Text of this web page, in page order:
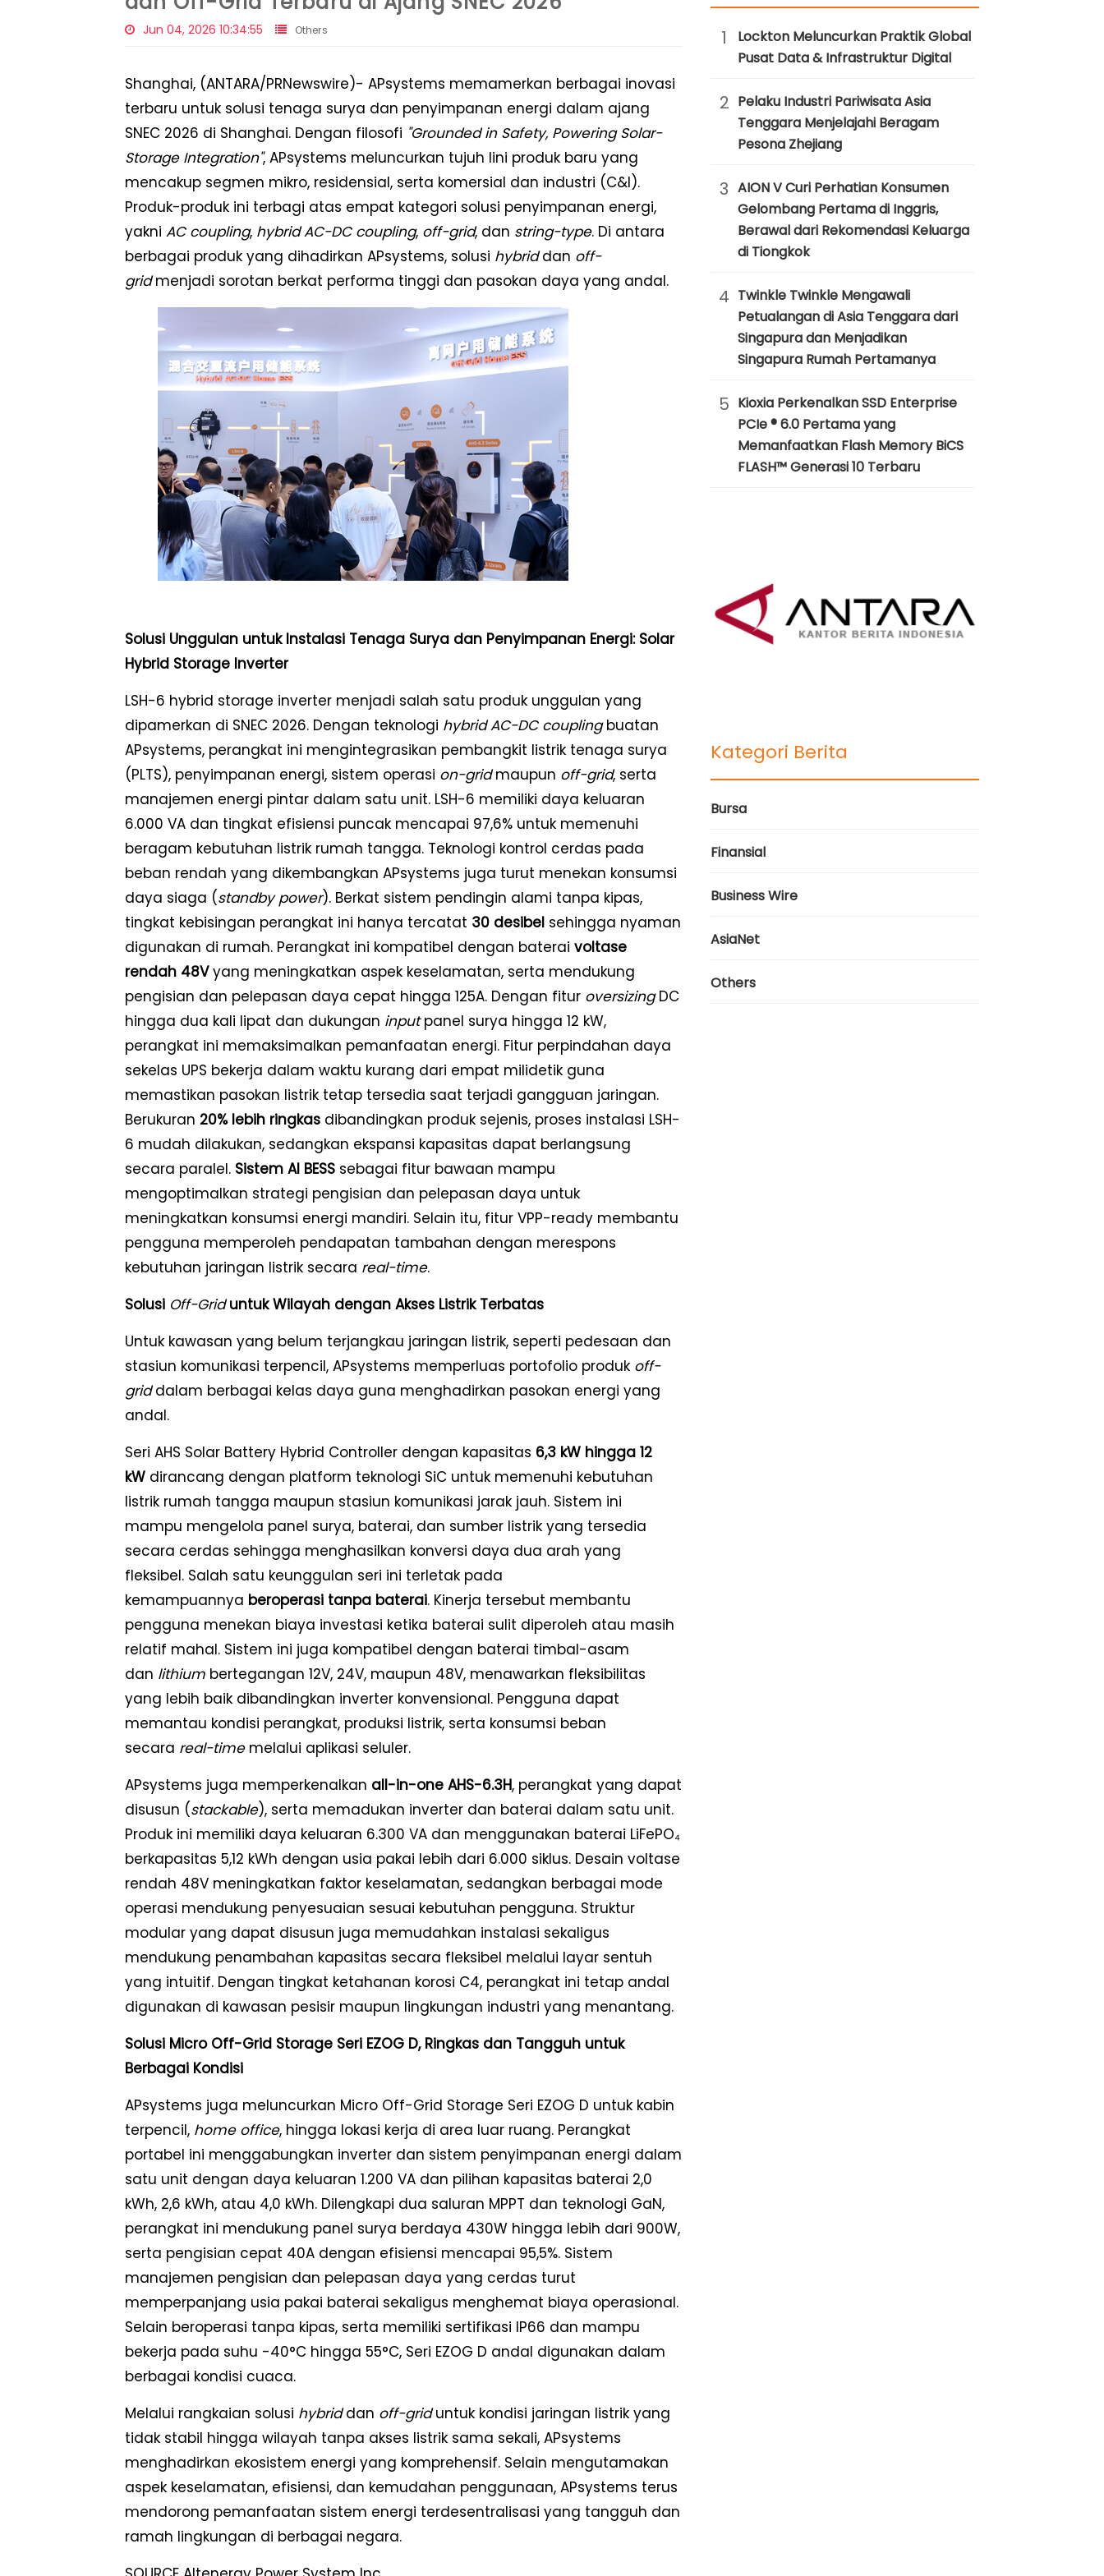
Jun 04, 2026 10:34:55 Others
Shanghai, (ANTARA/PRNewswire)- APsystems memamerkan berbagai inovasi
terbaru untuk solusi tenaga surya dan penyimpanan energi dalam ajang
SNEC 2026 di Shanghai. Dengan filosofi "Grounded in Safety, Powering Solar-
Storage Integration", APsystems meluncurkan tujuh lini produk baru yang
mencakup segmen mikro, residensial, serta komersial dan industri (C&I).
Produk-produk ini terbagi atas empat kategori solusi penyimpanan energi,
yakni AC coupling, hybrid AC-DC coupling, off-grid, dan string-type. Di antara
berbagai produk yang dihadirkan APsystems, solusi hybriddan off-
gridmenjadi sorotan berkat performa tinggi dan pasokan daya yang andal.
Solusi Unggulan untuk Instalasi Tenaga Surya dan Penyimpanan Energi: Solar
Hybrid Storage Inverter
LSH-6 hybrid storage inverter menjadi salah satu produk unggulan yang
dipamerkan di SNEC 2026. Dengan teknologi hybrid AC-DC couplingbuatan
APsystems, perangkat ini mengintegrasikan pembangkit listrik tenaga surya
(PLTS), penyimpanan energi, sistem operasi on-gridmaupun off-grid, serta
manajemen energi pintar dalam satu unit. LSH-6 memiliki daya keluaran
6.000 VA dan tingkat efisiensi puncak mencapai 97,6% untuk memenuhi
beragam kebutuhan listrik rumah tangga. Teknologi kontrol cerdas pada
beban rendah yang dikembangkan APsystems juga turut menekan konsumsi
daya siaga (standby power). Berkat sistem pendingin alami tanpa kipas,
tingkat kebisingan perangkat ini hanya tercatat 30 desibel sehingga nyaman
digunakan di rumah. Perangkat ini kompatibel dengan baterai voltase
rendah 48Vyang meningkatkan aspek keselamatan, serta mendukung
pengisian dan pelepasan daya cepat hingga 125A. Dengan fitur oversizingDC
hingga dua kali lipat dan dukungan inputpanel surya hingga 12 kW,
perangkat ini memaksimalkan pemanfaatan energi. Fitur perpindahan daya
sekelas UPS bekerja dalam waktu kurang dari empat milidetik guna
memastikan pasokan listrik tetap tersedia saat terjadi gangguan jaringan.
Berukuran 20% lebih ringkas dibandingkan produk sejenis, proses instalasi LSH-
6 mudah dilakukan, sedangkan ekspansi kapasitas dapat berlangsung
secara paralel. Sistem AI BESS sebagai fitur bawaan mampu
mengoptimalkan strategi pengisian dan pelepasan daya untuk
meningkatkan konsumsi energi mandiri. Selain itu, fitur VPP-ready membantu
pengguna memperoleh pendapatan tambahan dengan merespons
kebutuhan jaringan listrik secara real-time.
Solusi Off-Griduntuk Wilayah dengan Akses Listrik Terbatas
Untuk kawasan yang belum terjangkau jaringan listrik, seperti pedesaan dan
stasiun komunikasi terpencil, APsystems memperluas portofolio produk off-
griddalam berbagai kelas daya guna menghadirkan pasokan energi yang
andal.
Seri AHS Solar Battery Hybrid Controller dengan kapasitas 6,3 kW hingga 12
kW dirancang dengan platform teknologi SiC untuk memenuhi kebutuhan
listrik rumah tangga maupun stasiun komunikasi jarak jauh. Sistem ini
mampu mengelola panel surya, baterai, dan sumber listrik yang tersedia
secara cerdas sehingga menghasilkan konversi daya dua arah yang
fleksibel. Salah satu keunggulan seri ini terletak pada
kemampuannya beroperasi tanpa baterai. Kinerja tersebut membantu
pengguna menekan biaya investasi ketika baterai sulit diperoleh atau masih
relatif mahal. Sistem ini juga kompatibel dengan baterai timbal-asam
dan lithium bertegangan 12V, 24V, maupun 48V, menawarkan fleksibilitas
yang lebih baik dibandingkan inverter konvensional. Pengguna dapat
memantau kondisi perangkat, produksi listrik, serta konsumsi beban
secara real-timemelalui aplikasi seluler.
APsystems juga memperkenalkan all-in-one AHS-6.3H, perangkat yang dapat
disusun (stackable), serta memadukan inverter dan baterai dalam satu unit.
Produk ini memiliki daya keluaran 6.300 VA dan menggunakan baterai LiFePO₄
berkapasitas 5,12 kWh dengan usia pakai lebih dari 6.000 siklus. Desain voltase
rendah 48V meningkatkan faktor keselamatan, sedangkan berbagai mode
operasi mendukung penyesuaian sesuai kebutuhan pengguna. Struktur
modular yang dapat disusun juga memudahkan instalasi sekaligus
mendukung penambahan kapasitas secara fleksibel melalui layar sentuh
yang intuitif. Dengan tingkat ketahanan korosi C4, perangkat ini tetap andal
digunakan di kawasan pesisir maupun lingkungan industri yang menantang.
Solusi Micro Off-Grid Storage Seri EZOG D, Ringkas dan Tangguh untuk
Berbagai Kondisi
APsystems juga meluncurkan Micro Off-Grid Storage Seri EZOG D untuk kabin
terpencil, home office, hingga lokasi kerja di area luar ruang. Perangkat
portabel ini menggabungkan inverter dan sistem penyimpanan energi dalam
satu unit dengan daya keluaran 1.200 VA dan pilihan kapasitas baterai 2,0
kWh, 2,6 kWh, atau 4,0 kWh. Dilengkapi dua saluran MPPT dan teknologi GaN,
perangkat ini mendukung panel surya berdaya 430W hingga lebih dari 900W,
serta pengisian cepat 40A dengan efisiensi mencapai 95,5%. Sistem
manajemen pengisian dan pelepasan daya yang cerdas turut
memperpanjang usia pakai baterai sekaligus menghemat biaya operasional.
Selain beroperasi tanpa kipas, serta memiliki sertifikasi IP66 dan mampu
bekerja pada suhu -40°C hingga 55°C, Seri EZOG D andal digunakan dalam
berbagai kondisi cuaca.
Melalui rangkaian solusi hybriddan off-griduntuk kondisi jaringan listrik yang
tidak stabil hingga wilayah tanpa akses listrik sama sekali, APsystems
menghadirkan ekosistem energi yang komprehensif. Selain mengutamakan
aspek keselamatan, efisiensi, dan kemudahan penggunaan, APsystems terus
mendorong pemanfaatan sistem energi terdesentralisasi yang tangguh dan
ramah lingkungan di berbagai negara.
1
Lockton Meluncurkan Praktik Global
Pusat Data & Infrastruktur Digital
2 Pelaku Industri Pariwisata Asia
Tenggara Menjelajahi Beragam
Pesona Zhejiang
3 AION V Curi Perhatian Konsumen
Gelombang Pertama di Inggris,
Berawal dari Rekomendasi Keluarga
di Tiongkok
4 Twinkle Twinkle Mengawali
Petualangan di Asia Tenggara dari
Singapura dan Menjadikan
Singapura Rumah Pertamanya
5 Kioxia Perkenalkan SSD Enterprise
PCIe ® 6.0 Pertama yang
Memanfaatkan Flash Memory BiCS
FLASH™ Generasi 10 Terbaru
Kategori Berita
Bursa
Finansial
Business Wire
AsiaNet
Others